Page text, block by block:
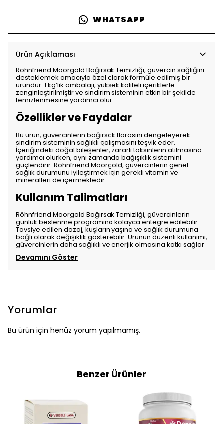
WHATSAPP
Ürün Açıklaması
Röhnfriend Moorgold Bağırsak Temizliği, güvercin sağlığını
desteklemek amacıyla özel olarak formüle edilmiş bir
üründür. 1 kg’lık ambalajı, yüksek kaliteli içeriklerle
zenginleştirilmiştir ve sindirim sisteminin etkin bir şekilde
temizlenmesine yardımcı olur.
Özellikler ve Faydalar
Bu ürün, güvercinlerin bağırsak florasını dengeleyerek
sindirim sisteminin sağlıklı çalışmasını teşvik eder.
İçeriğindeki doğal bileşenler, zararlı toksinlerin atılmasına
yardımcı olurken, aynı zamanda bağışıklık sistemini
güçlendirir. Röhnfriend Moorgold, güvercinlerin genel
sağlık durumunu iyileştirmek için gerekli vitamin ve
mineralleri de içermektedir.
Kullanım Talimatları
Röhnfriend Moorgold Bağırsak Temizliği, güvercinlerin
günlük beslenme programına kolayca entegre edilebilir.
Tavsiye edilen dozaj, kuşların yaşına ve sağlık durumuna
bağlı olarak değişiklik gösterebilir. Ürünün düzenli kullanımı,
güvercinlerin daha sağlıklı ve enerjik olmasına katkı sağlar
Devamını Göster
Yorumlar
Bu ürün için henüz yorum yapılmamış.
Benzer Ürünler